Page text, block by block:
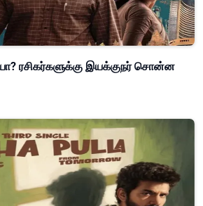
ரசிகர்களுக்கு இயக்குநர் சொன்ன